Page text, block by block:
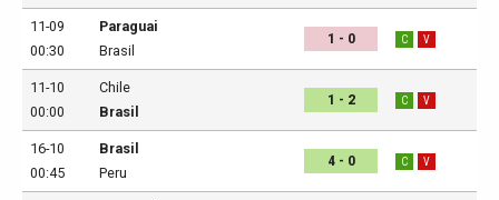
11-09
00:30
Paraguai
Brasil
1 - 0 C V
11-10
00:00
Chile
Brasil
1 - 2 C V
16-10
00:45
Brasil
Peru
4 - 0 C V